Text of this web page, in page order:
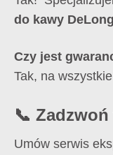
do kawy
Czy jest
Tak, na
📞 Zadzwoń
Umów serwis